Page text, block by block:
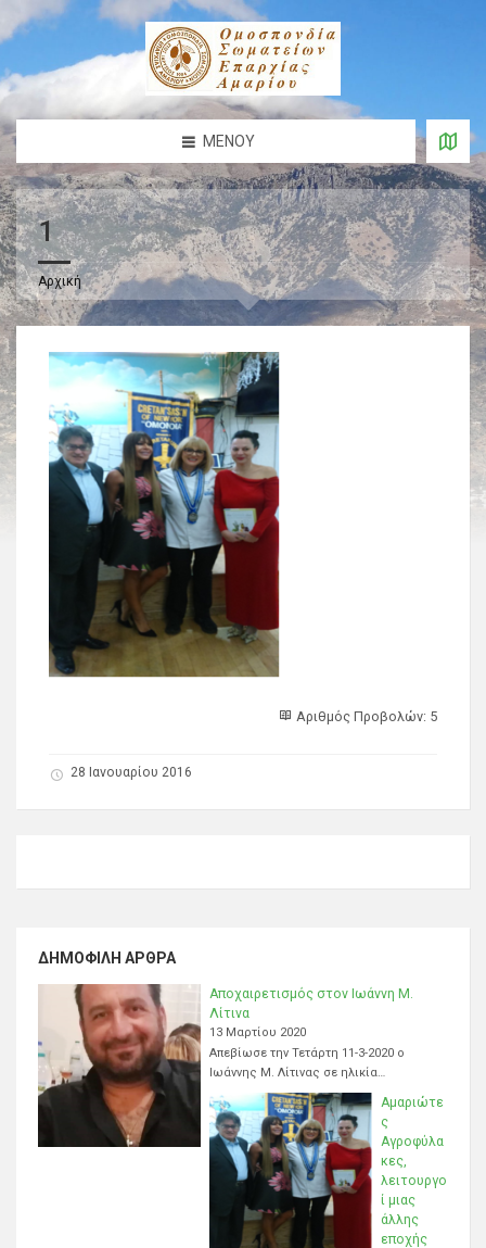
ΜΕΝΟΎ
1
Αρχική
Αριθμός Προβολών: 5
28 Ιανουαρίου 2016
ΔΗΜΟΦΙΛΉ ΆΡΘΡΑ
Αποχαιρετισμός στον Ιωάννη Μ.
Λίτινα
13 Μαρτίου 2020
Απεβίωσε την Τετάρτη 11-3-2020 ο
Ιωάννης Μ. Λίτινας σε ηλικία…
Αμαριώτε
ς
Αγροφύλα
κες,
λειτουργο
ί μιας
άλλης
εποχής